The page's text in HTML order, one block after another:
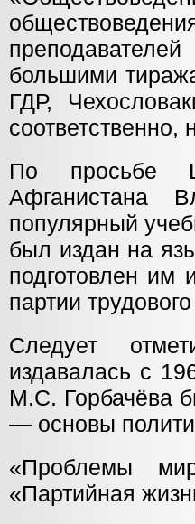
большими
ГДР,
соответственно,
По просьбе
Афганистана
популярный
был издан на
подготовлен им
партии
Следует
издавалась с
М.С. Горбачёва
— основы
«Проблемы
«Партийная